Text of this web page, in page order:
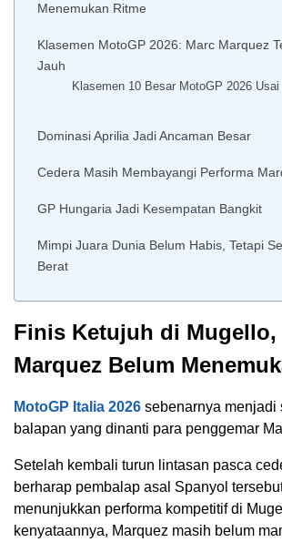
Menemukan Ritme
Klasemen MotoGP 2026: Marc Marquez
Jauh
Klasemen 10 Besar MotoGP 2026
Dominasi Aprilia Jadi Ancaman Besar
Cedera Masih Membayangi Performa
GP Hungaria Jadi Kesempatan Bangkit
Mimpi Juara Dunia Belum Habis, Tetapi
Berat
Finis Ketujuh di Mugello,
Marquez Belum
MotoGP Italia 2026 sebenarnya menjadi
balapan yang dinanti para penggemar
Setelah kembali turun lintasan pasca
berharap pembalap asal Spanyol
menunjukkan performa kompetitif di
kenyataannya, Marquez masih belum